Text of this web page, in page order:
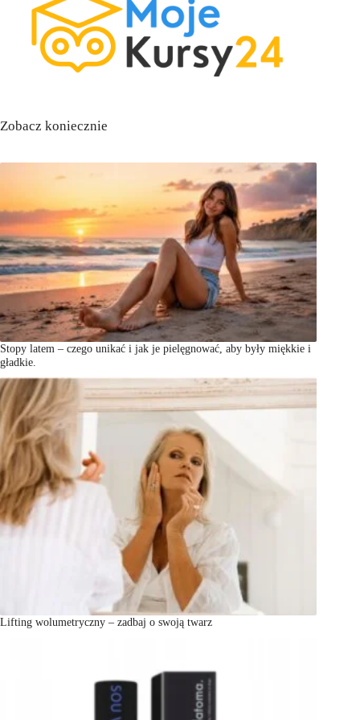
Zobacz koniecznie
Stopy latem – czego unikać i jak je pielęgnować, aby były miękkie i
gładkie.
Lifting wolumetryczny – zadbaj o swoją twarz